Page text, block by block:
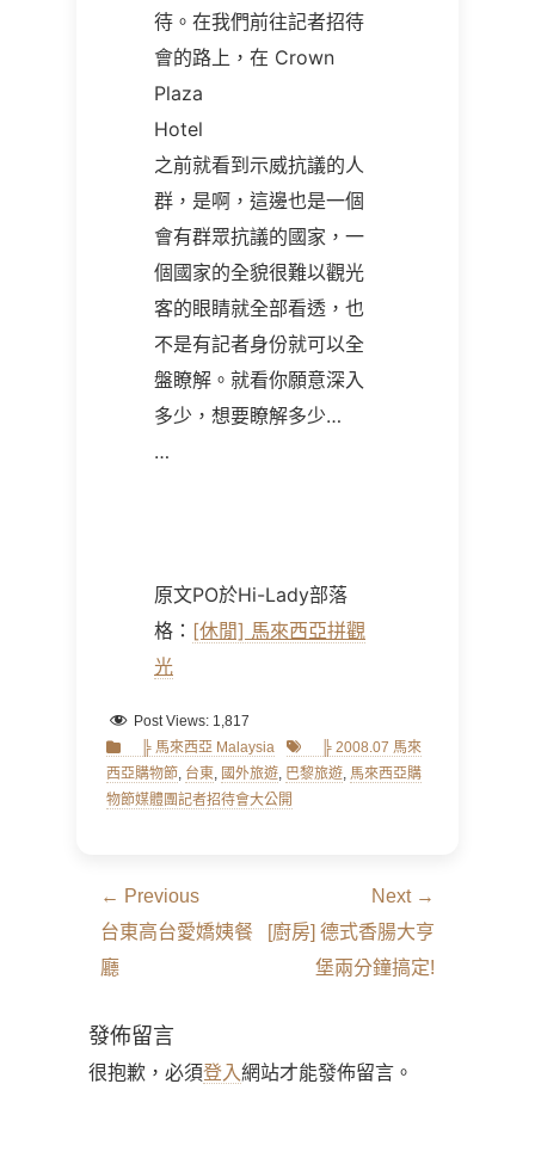
待。在我們前往記者招待
會的路上，在 Crown
Plaza
Hotel
之前就看到示威抗議的人
群，是啊，這邊也是一個
會有群眾抗議的國家，一
個國家的全貌很難以觀光
客的眼睛就全部看透，也
不是有記者身份就可以全
盤瞭解。就看你願意深入
多少，想要瞭解多少…
…
原文PO於Hi-Lady部落
格： [休閒] 馬來西亞拼觀
光
Post Views: 1,817
Categories
╠ 馬來西亞 Malaysia Tags ╠ 2008.07 馬來
西亞購物節, 台東, 國外旅遊, 巴黎旅遊, 馬來西亞購
物節媒體團記者招待會大公開
文
章
導
覽
← Previous
Previous
post:
台東高台愛嬌姨餐
廳
Next →
Next
[廚房] 德式香腸大亨
堡兩分鐘搞定!
發佈留言
很抱歉，必須登入網站才能發佈留言。